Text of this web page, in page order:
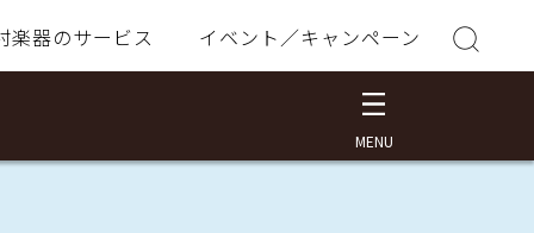
楽器のサービス イベント／キャンペーン